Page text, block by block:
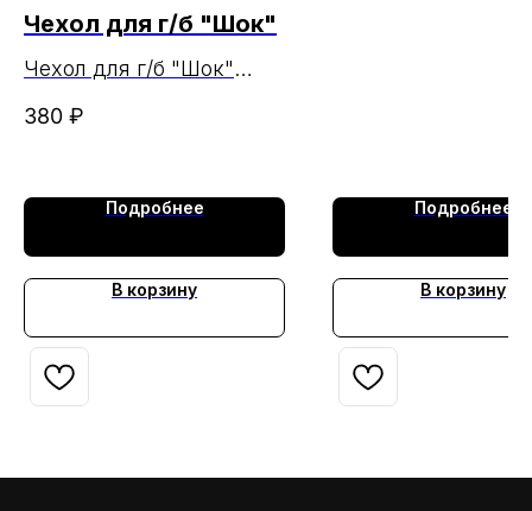
Чехол для г/б "Шок"
Чехол для г/б "Шок"
черный
380 ₽
Подробнее
В корзину
Подробнее
В корзину